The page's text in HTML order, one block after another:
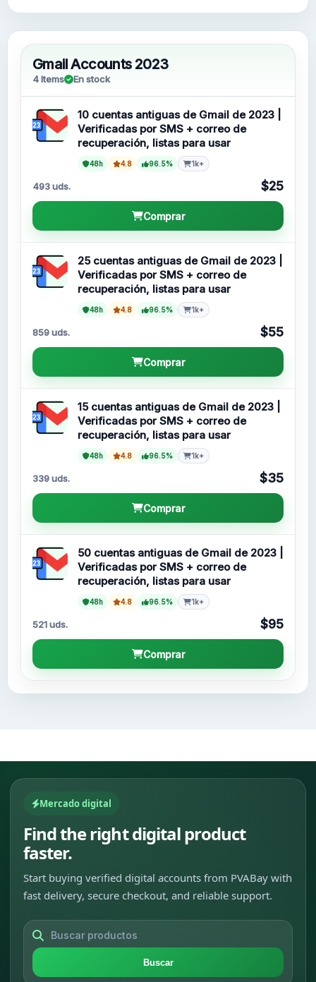
Gmail Accounts 2023
4 Items En stock
10 cuentas antiguas de Gmail de 2023 |
Verificadas por SMS + correo de
recuperación, listas para usar
48h 4.8 96.5% 1k+
493 uds. $25
Comprar
25 cuentas antiguas de Gmail de 2023 |
Verificadas por SMS + correo de
recuperación, listas para usar
48h 4.8 96.5% 1k+
859 uds. $55
Comprar
15 cuentas antiguas de Gmail de 2023 |
Verificadas por SMS + correo de
recuperación, listas para usar
48h 4.8 96.5% 1k+
339 uds. $35
Comprar
50 cuentas antiguas de Gmail de 2023 |
Verificadas por SMS + correo de
recuperación, listas para usar
48h 4.8 96.5% 1k+
521 uds. $95
Comprar
Mercado digital
Find the right digital product
faster.
Start buying verified digital accounts from PVABay with
fast delivery, secure checkout, and reliable support.
Buscar